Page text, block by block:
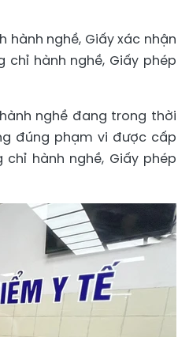
nghề, Giấy xác nhận
hành nghề, Giấy phép
nghề đang trong thời
đúng phạm vi được cấp
hành nghề, Giấy phép